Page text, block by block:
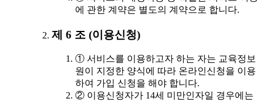
에 관한 계약은 별도의 계약으로 합니다.
제 6 조 (이용신청)
① 서비스를 이용하고자 하는 자는 교육정보
원이 지정한 양식에 따라 온라인신청을 이용
하여 가입 신청을 해야 합니다.
② 이용신청자가 14세 미만인자일 경우에는